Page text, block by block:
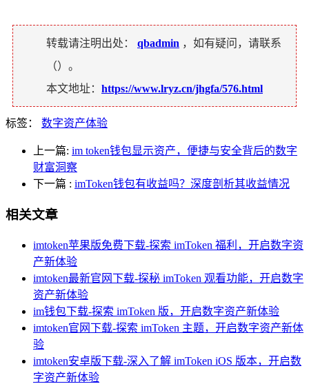
转载请注明出处： qbadmin ，如有疑问，请联系
（）。
本文地址： https://www.lryz.cn/jhgfa/576.html
标签： 数字资产体验
上一篇: im token钱包显示资产，便捷与安全背后的数字
财富洞察
下一篇 : imToken钱包有收益吗？深度剖析其收益情况
相关文章
imtoken苹果版免费下载-探索 imToken 福利，开启数字资
产新体验
imtoken最新官网下载-探秘 imToken 观看功能，开启数字
资产新体验
im钱包下载-探索 imToken 版，开启数字资产新体验
imtoken官网下载-探索 imToken 主题，开启数字资产新体
验
imtoken安卓版下载-深入了解 imToken iOS 版本，开启数
字资产新体验